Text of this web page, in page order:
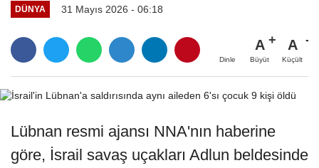
DÜNYA 31 Mayıs 2026 - 06:18
Dinle
A
Büyüt
A
Küçült
Lübnan resmi ajansı NNA'nın haberine
göre, İsrail savaş uçakları Adlun beldesinde